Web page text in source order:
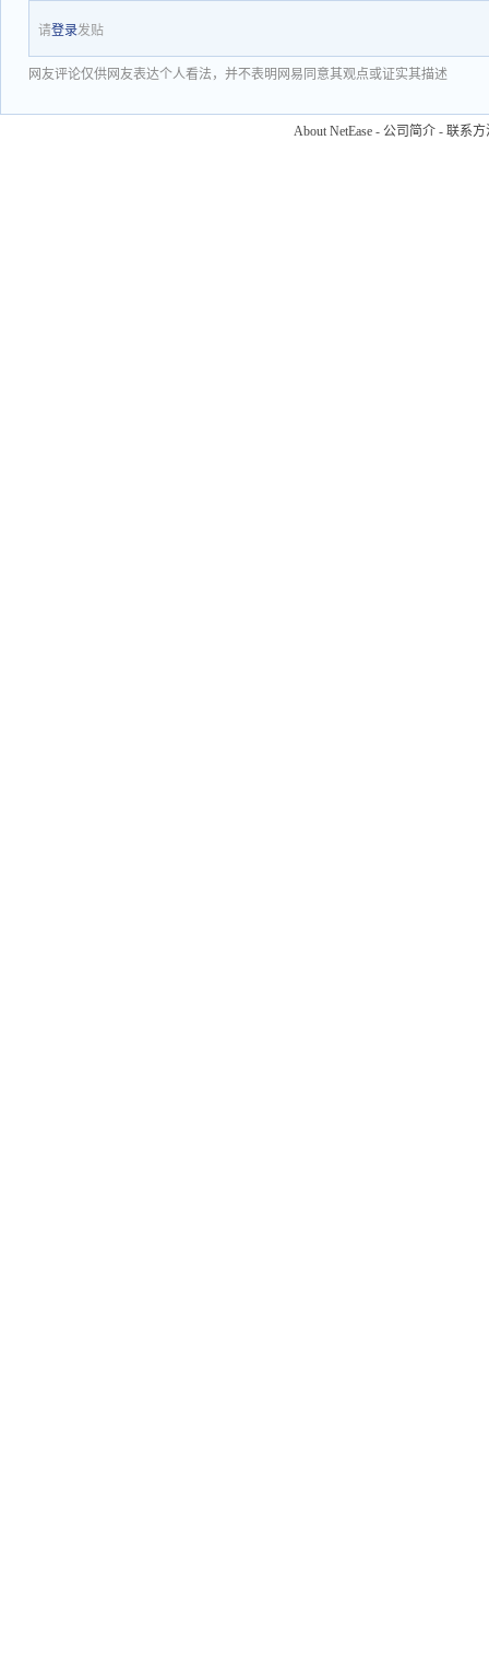
请登录发贴
网友评论仅供网友表达个人看法，并不表明网易同意其观点或证实其描述
About NetEase - 公司简介 - 联系方